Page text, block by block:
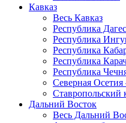
Кавказ
Весь Кавказ
Республика
Республика
Республика
Республика
Республика
Северная
Ставропольский
Дальний Восток
Весь Дальний